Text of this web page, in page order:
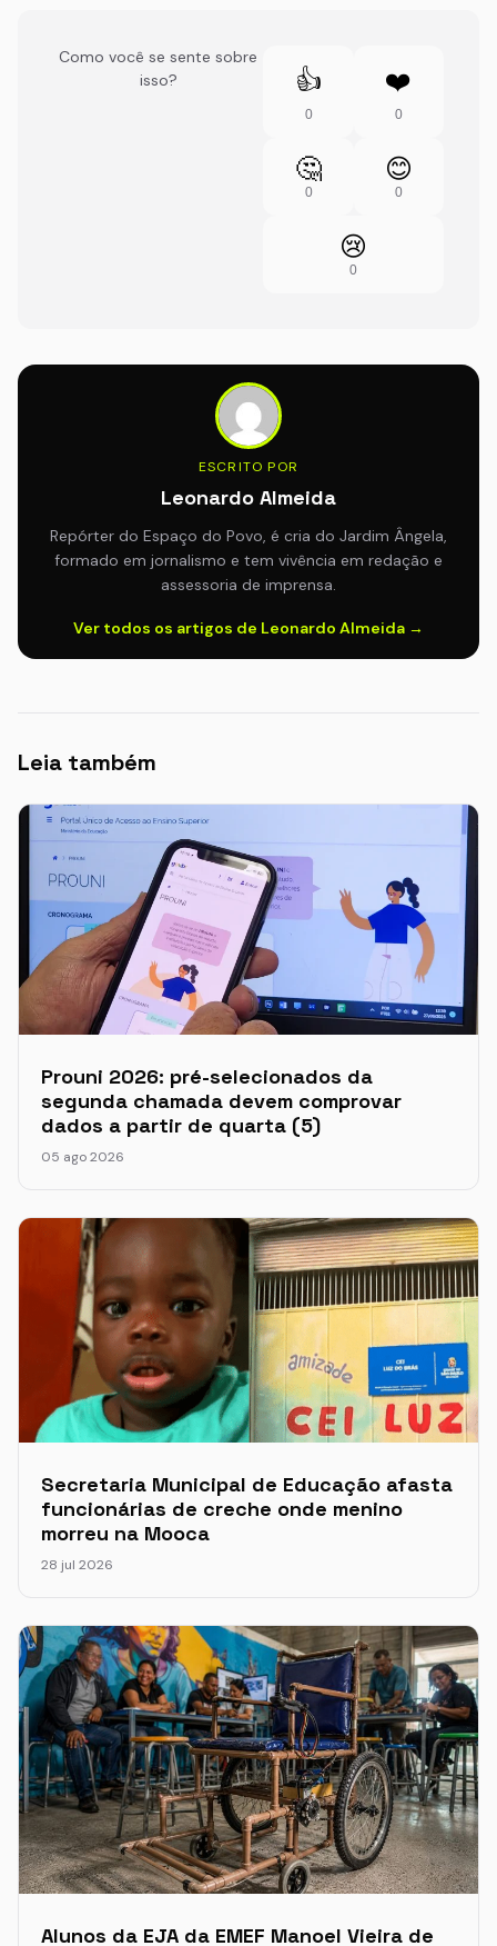
Como você se sente sobre
isso?
👍
0
❤️
0
🤔
0
😊
0
😢
0
ESCRITO POR
Leonardo Almeida
Repórter do Espaço do Povo, é cria do Jardim Ângela,
formado em jornalismo e tem vivência em redação e
assessoria de imprensa.
Ver todos os artigos de Leonardo Almeida →
Leia também
Prouni 2026: pré-selecionados da
segunda chamada devem comprovar
dados a partir de quarta (5)
05 ago 2026
Secretaria Municipal de Educação afasta
funcionárias de creche onde menino
morreu na Mooca
28 jul 2026
Alunos da EJA da EMEF Manoel Vieira de